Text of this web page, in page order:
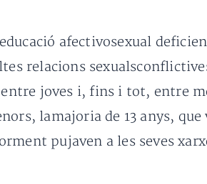
afectivosexual
relacions
joves i, fins i tot, entre
lamajoria de 13 anys,
pujaven a les seves